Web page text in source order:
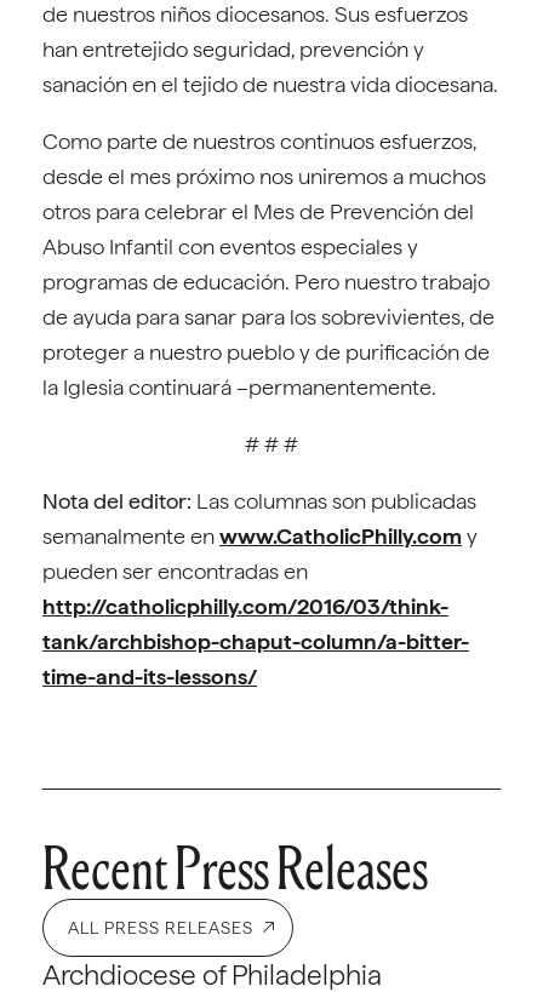
de nuestros niños diocesanos. Sus esfuerzos
han entretejido seguridad, prevención y
sanación en el tejido de nuestra vida diocesana.
Como parte de nuestros continuos esfuerzos,
desde el mes próximo nos uniremos a muchos
otros para celebrar el Mes de Prevención del
Abuso Infantil con eventos especiales y
programas de educación. Pero nuestro trabajo
de ayuda para sanar para los sobrevivientes, de
proteger a nuestro pueblo y de purificación de
la Iglesia continuará –permanentemente.
# # #
Nota del editor: Las columnas son publicadas
semanalmente enwww.CatholicPhilly.comy
pueden ser encontradas en
http://catholicphilly.com/2016/03/think-
tank/archbishop-chaput-column/a-bitter-
time-and-its-lessons/
Recent Press Releases
ALL PRESS RELEASES
Archdiocese of Philadelphia